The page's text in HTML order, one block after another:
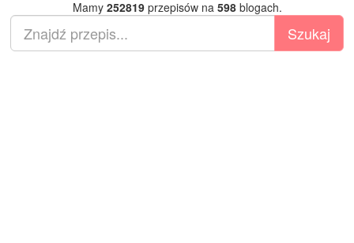
Mamy 252819przepisów na 598blogach.